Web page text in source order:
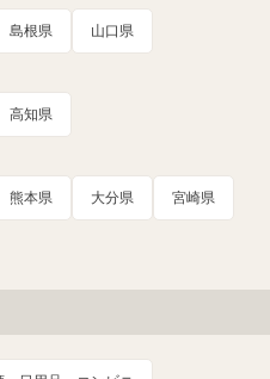
島根県 山口県
高知県
熊本県 大分県 宮崎県